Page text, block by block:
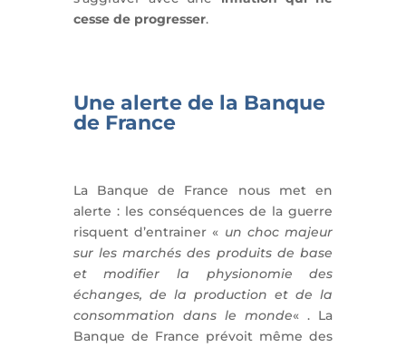
cesse de progresser.
Une alerte de la Banque
de France
La Banque de France nous met en
alerte : les conséquences de la guerre
risquent d’entrainer « un choc majeur
sur les marchés des produits de base
et modifier la physionomie des
échanges, de la production et de la
consommation dans le monde« . La
Banque de France prévoit même des